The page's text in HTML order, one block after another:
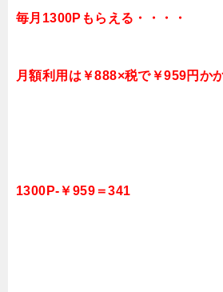
毎月1300Pもらえる・・・・
月額利用は￥888×税で￥959円か
1300P-￥959＝341